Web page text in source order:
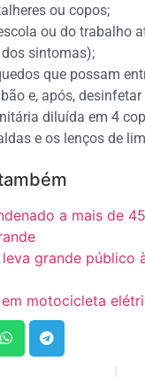
ou copos;
ou do trabalho
sintomas);
que possam
e, após,
diluída em 4
e os lenços de
a mais de
grande
motocicleta